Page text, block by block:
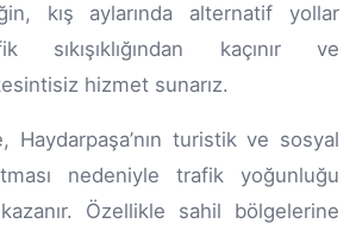
kış aylarında alternatif yollar
sıkışıklığından kaçınır ve
hizmet sunarız.
Haydarpaşa’nın turistik ve sosyal
nedeniyle trafik yoğunluğu
Özellikle sahil bölgelerine